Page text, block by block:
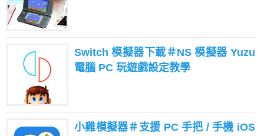
Switch 模擬器下載＃NS 模擬器 Yuzu
電腦 PC 玩遊戲設定教學
小雞模擬器＃支援 PC 手把 / 手機 iOS